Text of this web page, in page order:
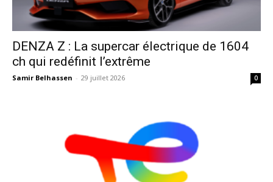
DENZA Z : La supercar électrique de 1604
ch qui redéfinit l’extrême
Samir Belhassen - 29 juillet 2026 0